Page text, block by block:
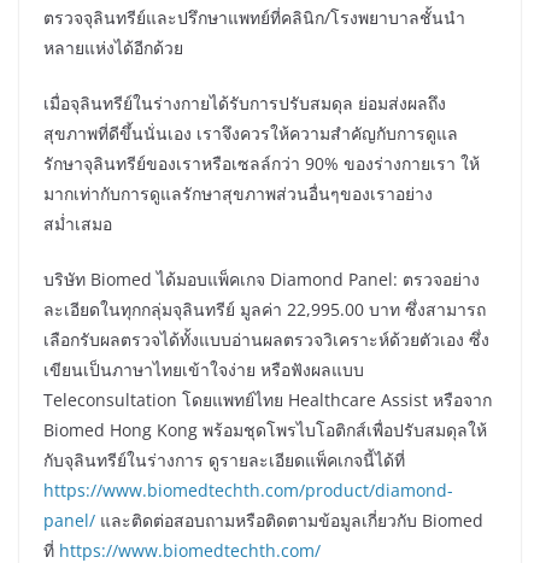
ตรวจจุลินทรีย์และปรึกษาแพทย์ที่คลินิก/โรงพยาบาลชั้นนำ
หลายแห่งได้อีกด้วย
เมื่อจุลินทรีย์ในร่างกายได้รับการปรับสมดุล ย่อมส่งผลถึง
สุขภาพที่ดีขึ้นนั่นเอง เราจึงควรให้ความสำคัญกับการดูแล
รักษาจุลินทรีย์ของเราหรือเซลล์กว่า 90% ของร่างกายเรา ให้
มากเท่ากับการดูแลรักษาสุขภาพส่วนอื่นๆของเราอย่าง
สม่ำเสมอ
บริษัท Biomed ได้มอบแพ็คเกจ Diamond Panel: ตรวจอย่าง
ละเอียดในทุกกลุ่มจุลินทรีย์ มูลค่า 22,995.00 บาท ซึ่งสามารถ
เลือกรับผลตรวจได้ทั้งแบบอ่านผลตรวจวิเคราะห์ด้วยตัวเอง ซึ่ง
เขียนเป็นภาษาไทยเข้าใจง่าย หรือฟังผลแบบ
Teleconsultation โดยแพทย์ไทย Healthcare Assist หรือจาก
Biomed Hong Kong พร้อมชุดโพรไบโอติกส์เพื่อปรับสมดุลให้
กับจุลินทรีย์ในร่างการ ดูรายละเอียดแพ็คเกจนี้ได้ที่
https://www.biomedtechth.com/product/diamond-
panel/ และติดต่อสอบถามหรือติดตามข้อมูลเกี่ยวกับ Biomed
ที่ https://www.biomedtechth.com/